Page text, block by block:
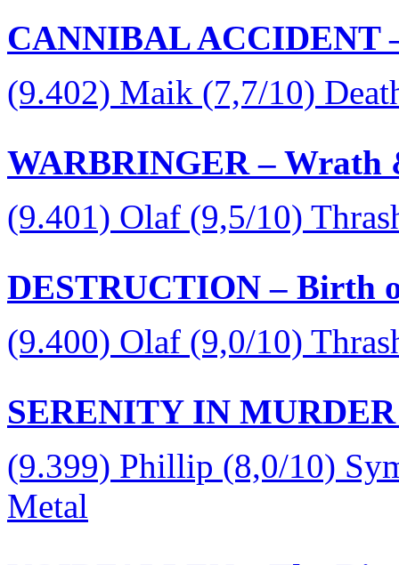
CANNIBAL ACCIDENT
(9.402) Maik (7,7/10)
WARBRINGER – Wrath
(9.401) Olaf (9,5/10)
DESTRUCTION – Birth
(9.400) Olaf (9,0/10)
SERENITY IN MURDER
(9.399) Phillip (8,0/10)
Metal